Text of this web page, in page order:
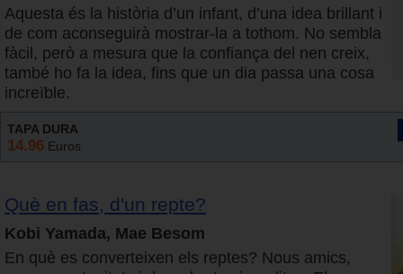
Aquesta és la història d’un infant, d’una idea brillant i
de com aconseguirà mostrar-la a tothom. No sembla
fàcil, però a mesura que la confiança del nen creix,
també ho fa la idea, fins que un dia passa una cosa
increïble.
TAPA DURA
14.96 Euros
Què en fas, d'un repte?
Kobi Yamada, Mae Besom
En què es converteixen els reptes? Nous amics,